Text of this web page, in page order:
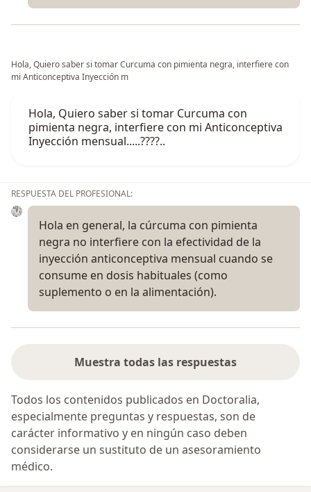
Hola, Quiero saber si tomar Curcuma con pimienta negra, interfiere con
mi Anticonceptiva Inyección m
Hola, Quiero saber si tomar Curcuma con
pimienta negra, interfiere con mi Anticonceptiva
Inyección mensual.....????..
RESPUESTA DEL PROFESIONAL:
Hola en general, la cúrcuma con pimienta
negra no interfiere con la efectividad de la
inyección anticonceptiva mensual cuando se
consume en dosis habituales (como
suplemento o en la alimentación).
Muestra todas las respuestas
Todos los contenidos publicados en Doctoralia,
especialmente preguntas y respuestas, son de
carácter informativo y en ningún caso deben
considerarse un sustituto de un asesoramiento
médico.